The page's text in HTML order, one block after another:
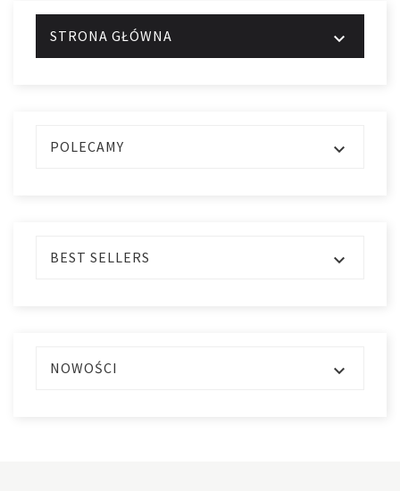
STRONA GŁÓWNA 
POLECAMY 
BEST SELLERS 
NOWOŚCI 